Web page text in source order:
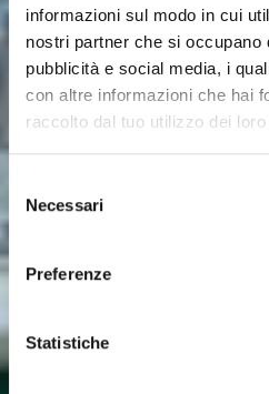
informazioni sul modo in cui
nostri partner che si occupano
pubblicità e social media, i
con altre informazioni che hai
raccolto dal tuo utilizzo dei
delNecessari
Preferenze
Statistiche